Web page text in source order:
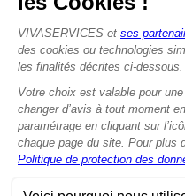
Bricolage
Nounou
Seniors
Handicaps
© 2015 - 2026
Modifier vos